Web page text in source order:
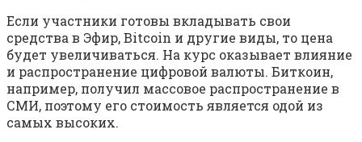
Если участники готовы вкладывать свои
средства в Эфир, Bitcoin и другие виды, то цена
будет увеличиваться. На курс оказывает влияние
и распространение цифровой валюты. Биткоин,
например, получил массовое распространение в
СМИ, поэтому его стоимость является одой из
самых высоких.